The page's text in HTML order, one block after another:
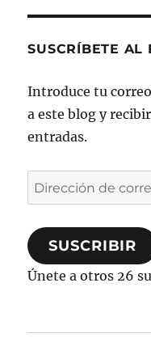
SUSCRÍBETE AL
Introduce tu
a este blog y
entradas.
Dirección
de
correo
electrónico
SUSCRIBIR
Únete a otros 26